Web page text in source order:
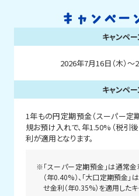
キャンペー
キャンペ
2026年7月16日（木）～
キャンペ
1年もの円定期預金（スーパー定
規お預け入れで、年1.50%（税引
利が適用となります。
※「スーパー定期預金」は通常
（年0.40%）、「大口定期預金
せ金利（年0.35%）を適用した